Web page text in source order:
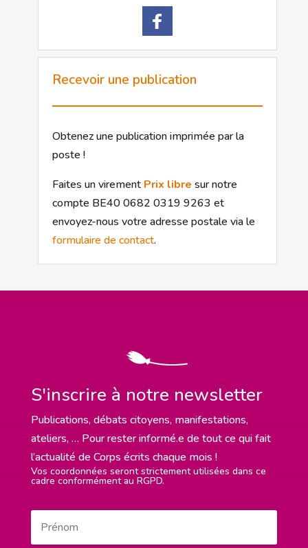
Recevoir une publication
Obtenez une publication imprimée par la
poste !
Faites un virement Prix libre sur notre
compte BE40 0682 0319 9263 et
envoyez-nous votre adresse postale via le
formulaire de contact.
S'inscrire à notre newsletter
Publications, débats citoyens, manifestations,
ateliers, … Pour rester informé.e de tout ce qui fait
l’actualité de Corps écrits chaque mois !
Vos coordonnées seront strictement utilisées dans ce
cadre conformément au RGPD.